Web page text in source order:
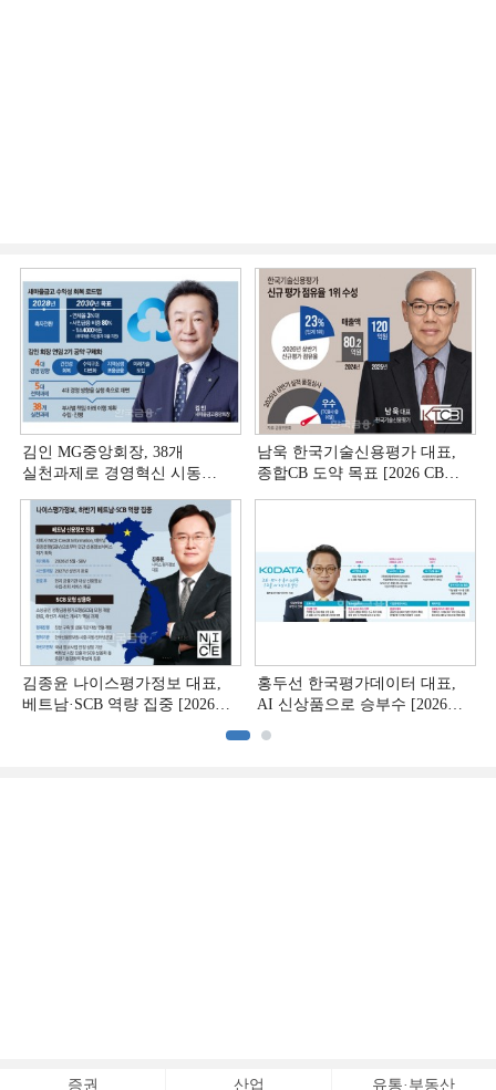
김인 MG중앙회장, 38개
실천과제로 경영혁신 시동
남욱 한국기술신용평가 대표,
종합CB 도약 목표 [2026 CB사
김종윤 나이스평가정보 대표,
베트남·SCB 역량 집중 [2026
홍두선 한국평가데이터 대표,
AI 신상품으로 승부수 [2026
증권 산업 유통·부동산